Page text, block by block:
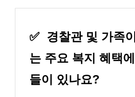
✅ 경찰관 및 가족
는 주요 복지 혜택
들이 있나요?